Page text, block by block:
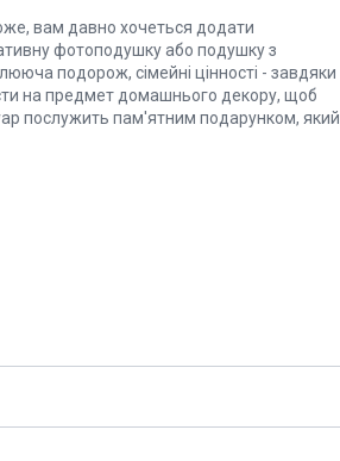
вам давно хочеться додати
фотоподушку або подушку з
подорож, сімейні цінності - завдяки
на предмет домашнього декору, щоб
послужить пам'ятним подарунком, який